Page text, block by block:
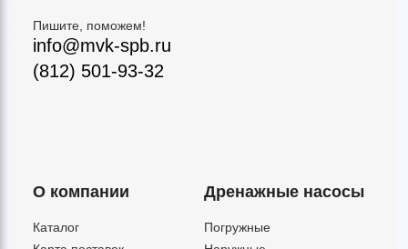
Пишите, поможем!
info@mvk-spb.ru
(812) 501-93-32
О компании
Каталог
Дренажные насосы
Погружные